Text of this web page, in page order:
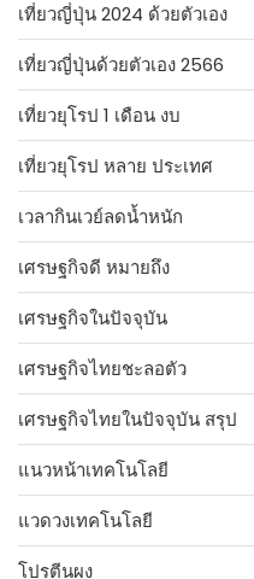
เที่ยวญี่ปุ่น 2024 ด้วยตัวเอง
เที่ยวญี่ปุ่นด้วยตัวเอง 2566
เที่ยวยุโรป 1 เดือน งบ
เที่ยวยุโรป หลาย ประเทศ
เวลากินเวย์ลดน้ำหนัก
เศรษฐกิจดี หมายถึง
เศรษฐกิจในปัจจุบัน
เศรษฐกิจไทยชะลอตัว
เศรษฐกิจไทยในปัจจุบัน สรุป
แนวหน้าเทคโนโลยี
แวดวงเทคโนโลยี
โปรตีนผง